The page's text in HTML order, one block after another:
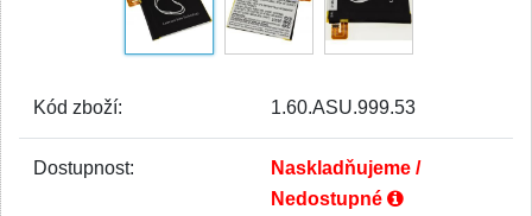
Kód zboží: 1.60.ASU.999.53
Dostupnost:
Naskladňujeme /
Nedostupné